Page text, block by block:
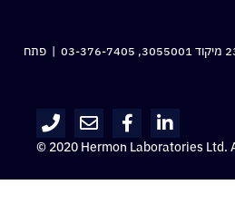
03-376-7405 | פתח
© 2020 Hermon Laboratories Ltd.